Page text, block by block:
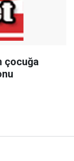
çocuğa